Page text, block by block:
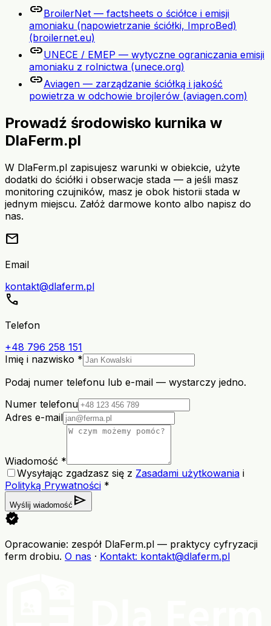
linkBroilerNet — factsheets o ściółce i emisji
amoniaku (napowietrzanie ściółki, ImproBed)
(broilernet.eu)
linkUNECE / EMEP — wytyczne ograniczania emisji
amoniaku z rolnictwa (unece.org)
linkAviagen — zarządzanie ściółką i jakość
powietrza w odchowie brojlerów (aviagen.com)
Prowadź środowisko kurnika w
DlaFerm.pl
W DlaFerm.pl zapisujesz warunki w obiekcie, użyte
dodatki do ściółki i obserwacje stada — a jeśli masz
monitoring czujników, masz je obok historii stada w
jednym miejscu. Załóż darmowe konto albo napisz do
nas.
mail
Email
kontakt@dlaferm.pl
call
Telefon
+48 796 258 151
Imię i nazwisko *
Podaj numer telefonu lub e-mail — wystarczy jedno.
Numer telefonu
Adres e-mail
Wiadomość *
Wysyłając zgadzasz się z Zasadami użytkowania i
Polityką Prywatności *
Wyślij wiadomość send
verified
Opracowanie: zespół DlaFerm.pl — praktycy cyfryzacji
ferm drobiu. O nas · Kontakt: kontakt@dlaferm.pl